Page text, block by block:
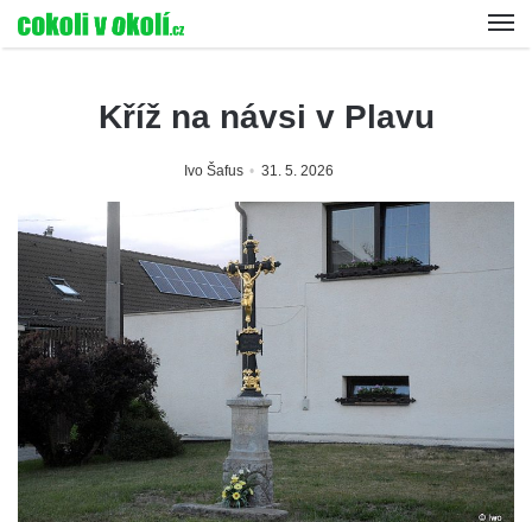
Kříž na návsi v Plavu
Ivo Šafus 31. 5. 2026